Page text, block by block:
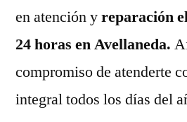
en atención yreparación
24 horas en Avellaneda.
compromiso de atenderte
integral todos los días del